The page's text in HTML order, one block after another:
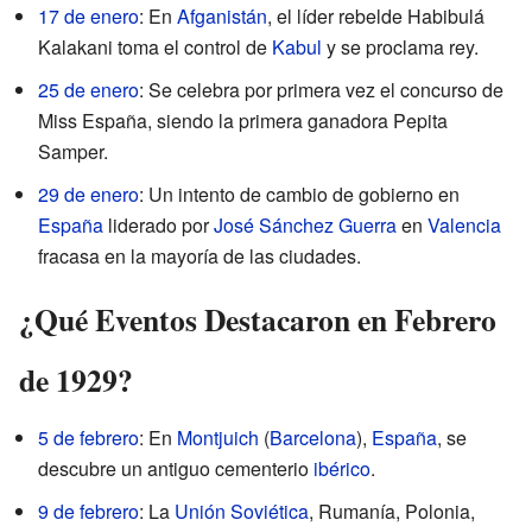
17 de enero: En Afganistán, el líder rebelde Habibulá
Kalakani toma el control de Kabul y se proclama rey.
25 de enero: Se celebra por primera vez el concurso de
Miss España, siendo la primera ganadora Pepita
Samper.
29 de enero: Un intento de cambio de gobierno en
España liderado porJosé Sánchez Guerraen Valencia
fracasa en la mayoría de las ciudades.
¿Qué Eventos Destacaron en Febrero
de 1929?
5 de febrero: En Montjuich (Barcelona), España, se
descubre un antiguo cementerio ibérico.
9 de febrero: La Unión Soviética, Rumanía, Polonia,